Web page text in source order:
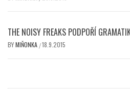
THE NOISY FREAKS PODPOŘÍ
BYMIŇONKA /18.9.2015